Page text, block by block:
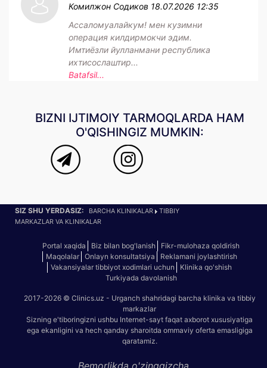
Комилжон Содиков 18.07.2026 12:35
Ассаломуалайкум! мен кузимни
операция килдирмокчи эдим.
Имтиёзли йулланмани республика
ихтисослаштир...
Batafsil...
BIZNI IJTIMOIY TARMOQLARDA HAM
O'QISHINGIZ MUMKIN:
SIZ SHU YERDASIZ: BARCHA KLINIKALAR
TIBBIY
MARKAZLAR VA KLINIKALAR
Portal xaqida Biz bilan bog'lanish
Fikr-mulohaza qoldirish
Maqolalar
Onlayn konsultatsiya
Reklamani joylashtirish
Vakansiyalar tibbiyot xodimlari uchun
Klinika qo'shish
Turkiyada davolanish
2017-2026 © Clinics.uz - Urganch shahridagi barcha klinika va tibbiy
markazlar
Sizning e'tiboringizni ushbu Internet-sayt faqat axborot xususiyatiga
ega ekanligini va hech qanday sharoitda ommaviy oferta emasligiga
qaratamiz.